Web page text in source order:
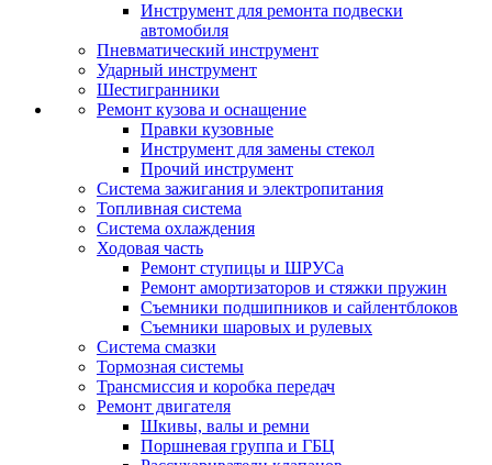
Инструмент для ремонта подвески
автомобиля
Пневматический инструмент
Ударный инструмент
Шестигранники
Ремонт кузова и оснащение
Правки кузовные
Инструмент для замены стекол
Прочий инструмент
Система зажигания и электропитания
Топливная система
Система охлаждения
Ходовая часть
Ремонт ступицы и ШРУСа
Ремонт амортизаторов и стяжки пружин
Съемники подшипников и сайлентблоков
Съемники шаровых и рулевых
Система смазки
Тормозная системы
Трансмиссия и коробка передач
Ремонт двигателя
Шкивы, валы и ремни
Поршневая группа и ГБЦ